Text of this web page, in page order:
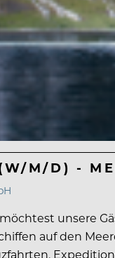
M/D) -
unsere
auf den